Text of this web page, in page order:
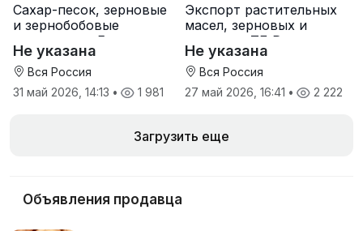
Сахар-песок, зерновые
и зернобобовые
культуры от Елань-
Коленовский СЗ
Не указана
Вся Россия
31 май 2026, 14:13 • 1 981
Экспорт растительных
масел, зерновых и
шрота от ТД Русагро
Не указана
Вся Россия
27 май 2026, 16:41 • 2 222
Загрузить еще
Объявления продавца